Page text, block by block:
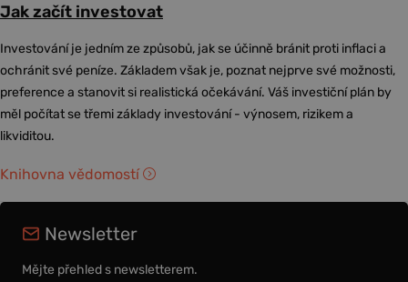
Jak začít investovat
Investování je jedním ze způsobů, jak se účinně bránit proti inflaci a
ochránit své peníze. Základem však je, poznat nejprve své možnosti,
preference a stanovit si realistická očekávání. Váš investiční plán by
měl počítat se třemi základy investování - výnosem, rizikem a
likviditou.
Knihovna vědomostí
Newsletter
Mějte přehled s newsletterem.